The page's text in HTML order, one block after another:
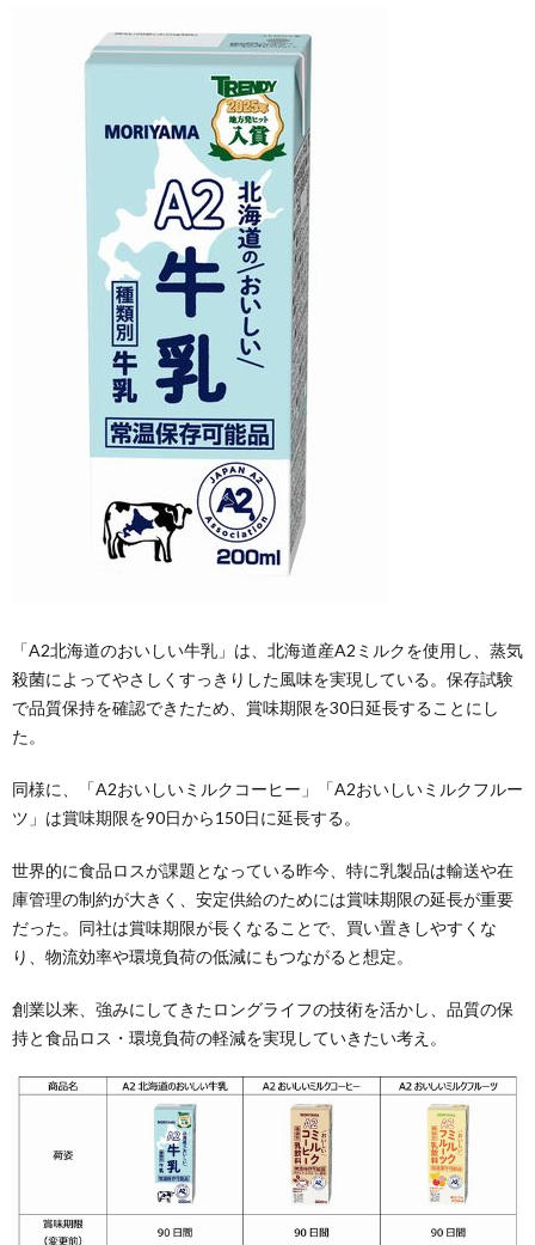
「A2北海道のおいしい牛乳」は、北海道産A2ミルクを使用し、蒸気
殺菌によってやさしくすっきりした風味を実現している。保存試験
で品質保持を確認できたため、賞味期限を30日延長することにし
た。
同様に、「A2おいしいミルクコーヒー」「A2おいしいミルクフルー
ツ」は賞味期限を90日から150日に延長する。
世界的に食品ロスが課題となっている昨今、特に乳製品は輸送や在
庫管理の制約が大きく、安定供給のためには賞味期限の延長が重要
だった。同社は賞味期限が長くなることで、買い置きしやすくな
り、物流効率や環境負荷の低減にもつながると想定。
創業以来、強みにしてきたロングライフの技術を活かし、品質の保
持と食品ロス・環境負荷の軽減を実現していきたい考え。